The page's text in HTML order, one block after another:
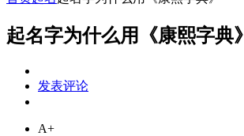
起名字为什么用《康熙字典》
发表评论
A+